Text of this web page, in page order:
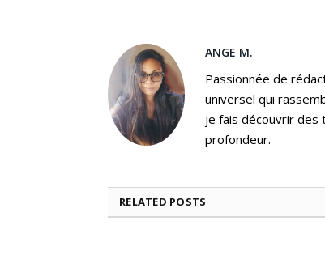
ANGE M.
Passionnée de
universel qui
je fais découvrir des
profondeur.
RELATED POSTS